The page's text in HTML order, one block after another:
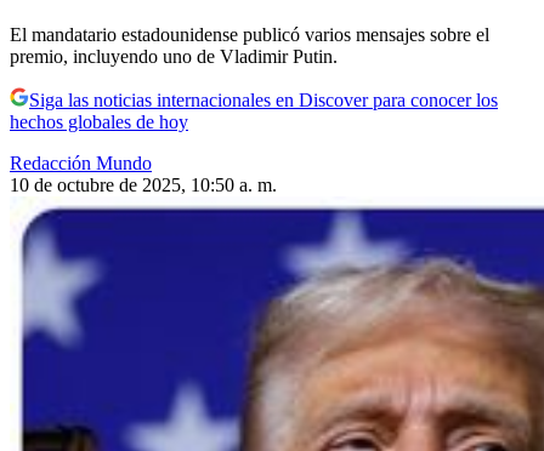
El mandatario estadounidense publicó varios mensajes sobre el
premio, incluyendo uno de Vladimir Putin.
Siga las noticias internacionales en Discover para conocer los
hechos globales de hoy
Redacción Mundo
10 de octubre de 2025, 10:50 a. m.